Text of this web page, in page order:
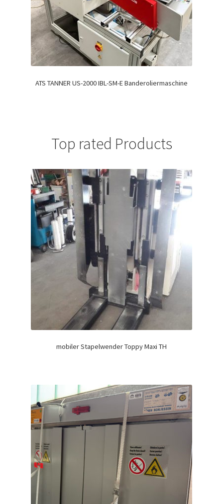
ATS TANNER US-2000 IBL-SM-E Banderoliermaschine
Top rated Products
mobiler Stapelwender Toppy Maxi TH